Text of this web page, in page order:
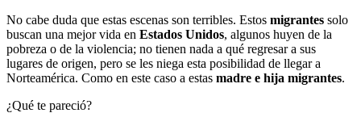
No cabe duda que estas escenas son terribles. Estos migrantes solo
buscan una mejor vida en Estados Unidos, algunos huyen de la
pobreza o de la violencia; no tienen nada a qué regresar a sus
lugares de origen, pero se les niega esta posibilidad de llegar a
Norteamérica. Como en este caso a estas madre e hija migrantes.
¿Qué te pareció?